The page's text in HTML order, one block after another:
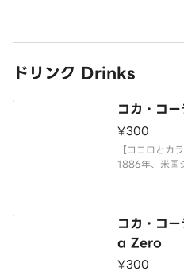
粗挽きハンバー
添え野菜
選択ソース
ドリンク Drinks
コカ・コ
¥300
【ココロとカ
1886年、米国
コカ・コ
a Zero
¥300